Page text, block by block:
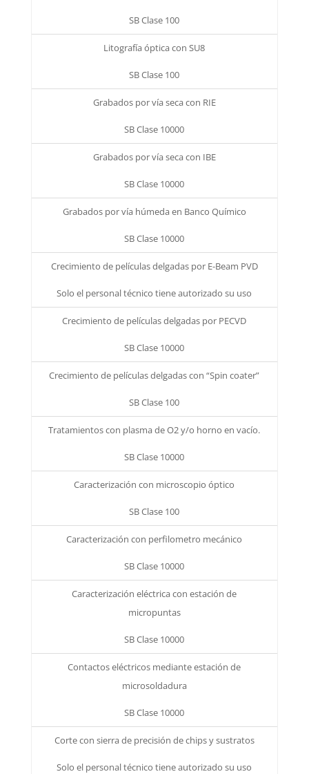
SB Clase 100
Litografía óptica con SU8
SB Clase 100
Grabados por vía seca con RIE
SB Clase 10000
Grabados por vía seca con IBE
SB Clase 10000
Grabados por vía húmeda en Banco Químico
SB Clase 10000
Crecimiento de películas delgadas por E-Beam PVD
Solo el personal técnico tiene autorizado su uso
Crecimiento de películas delgadas por PECVD
SB Clase 10000
Crecimiento de películas delgadas con “Spin coater”
SB Clase 100
Tratamientos con plasma de O2 y/o horno en vacío.
SB Clase 10000
Caracterización con microscopio óptico
SB Clase 100
Caracterización con perfilometro mecánico
SB Clase 10000
Caracterización eléctrica con estación de
micropuntas
SB Clase 10000
Contactos eléctricos mediante estación de
microsoldadura
SB Clase 10000
Corte con sierra de precisión de chips y sustratos
Solo el personal técnico tiene autorizado su uso